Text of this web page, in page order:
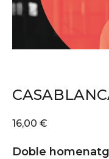
16,00 €
Doble